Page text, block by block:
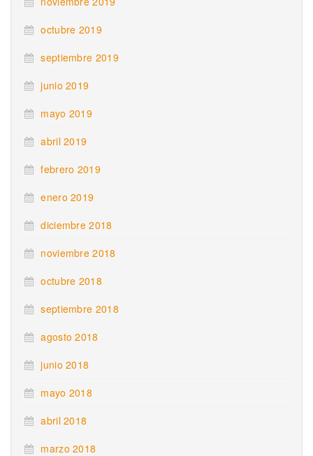
octubre 2019
septiembre 2019
junio 2019
mayo 2019
abril 2019
febrero 2019
enero 2019
diciembre 2018
noviembre 2018
octubre 2018
septiembre 2018
agosto 2018
junio 2018
mayo 2018
abril 2018
marzo 2018